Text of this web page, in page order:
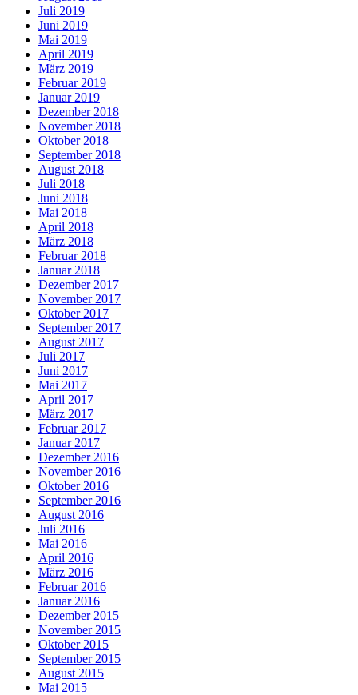
Juli 2019
Juni 2019
Mai 2019
April 2019
März 2019
Februar 2019
Januar 2019
Dezember 2018
November 2018
Oktober 2018
September 2018
August 2018
Juli 2018
Juni 2018
Mai 2018
April 2018
März 2018
Februar 2018
Januar 2018
Dezember 2017
November 2017
Oktober 2017
September 2017
August 2017
Juli 2017
Juni 2017
Mai 2017
April 2017
März 2017
Februar 2017
Januar 2017
Dezember 2016
November 2016
Oktober 2016
September 2016
August 2016
Juli 2016
Mai 2016
April 2016
März 2016
Februar 2016
Januar 2016
Dezember 2015
November 2015
Oktober 2015
September 2015
August 2015
Mai 2015